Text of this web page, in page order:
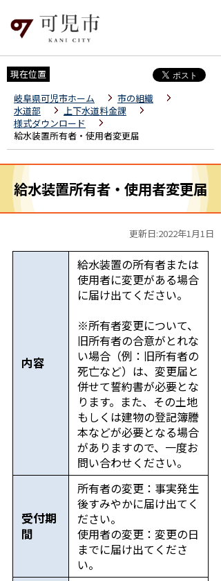
現在位置
岐阜県可児市ホーム
市の組織
水道部
上下水道料金課
様式ダウンロード
給水装置所有者・使用者変更届
給水装置所有者・使用者変更届
更新日:2022年1月1日
内容
給水装置の所有者または
使用者に変更がある場合
に届け出てください。
※所有者変更について、
旧所有者の合意がとれな
い場合（例：旧所有者の
死亡など）は、変更届と
併せて誓約書が必要とな
ります。また、その土地
もしくは建物の登記簿謄
本などが必要となる場合
がありますので、一度お
問い合わせください。
受付期
間
所有者の変更：事実発生
後すみやかに届け出てく
ださい。
使用者の変更：変更の日
までに届け出てくださ
い。